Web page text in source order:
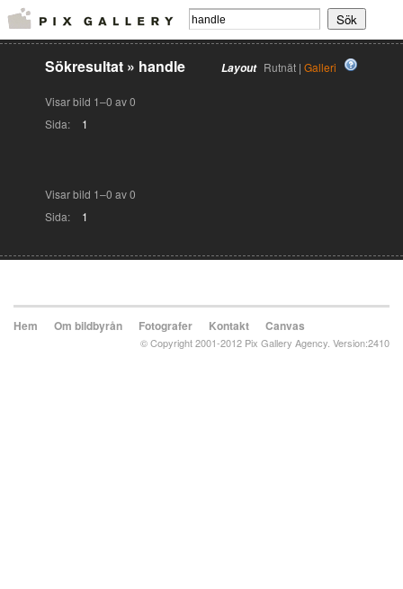
Layout Rutnät | Galleri
Sökresultat » handle
Visar bild 1–0 av 0
Sida:
1
Visar bild 1–0 av 0
Sida:
1
Hem Om bildbyrån Fotografer Kontakt Canvas
© Copyright 2001-2012 Pix Gallery Agency. Version:2410